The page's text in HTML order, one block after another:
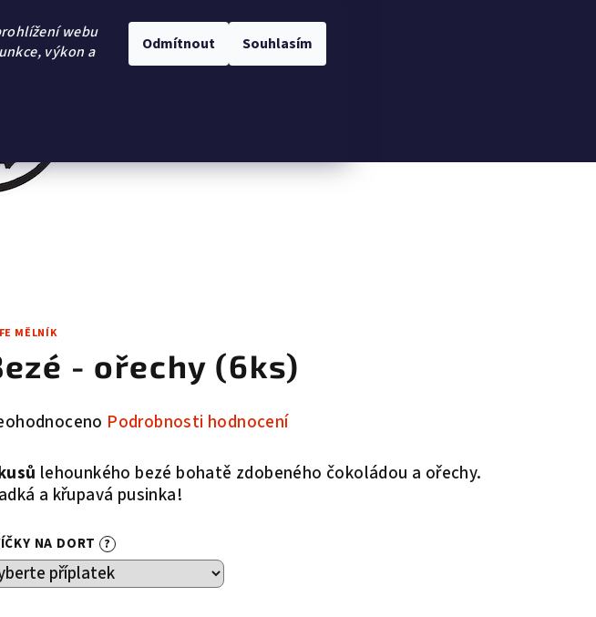
webu
výkon a
Odmítnout Souhlasím
MĚLNÍK
- ořechy (6ks)
Podrobnosti hodnocení
lehounkého bezé bohatě zdobeného čokoládou a ořechy.
a křupavá pusinka!
NA DORT ?